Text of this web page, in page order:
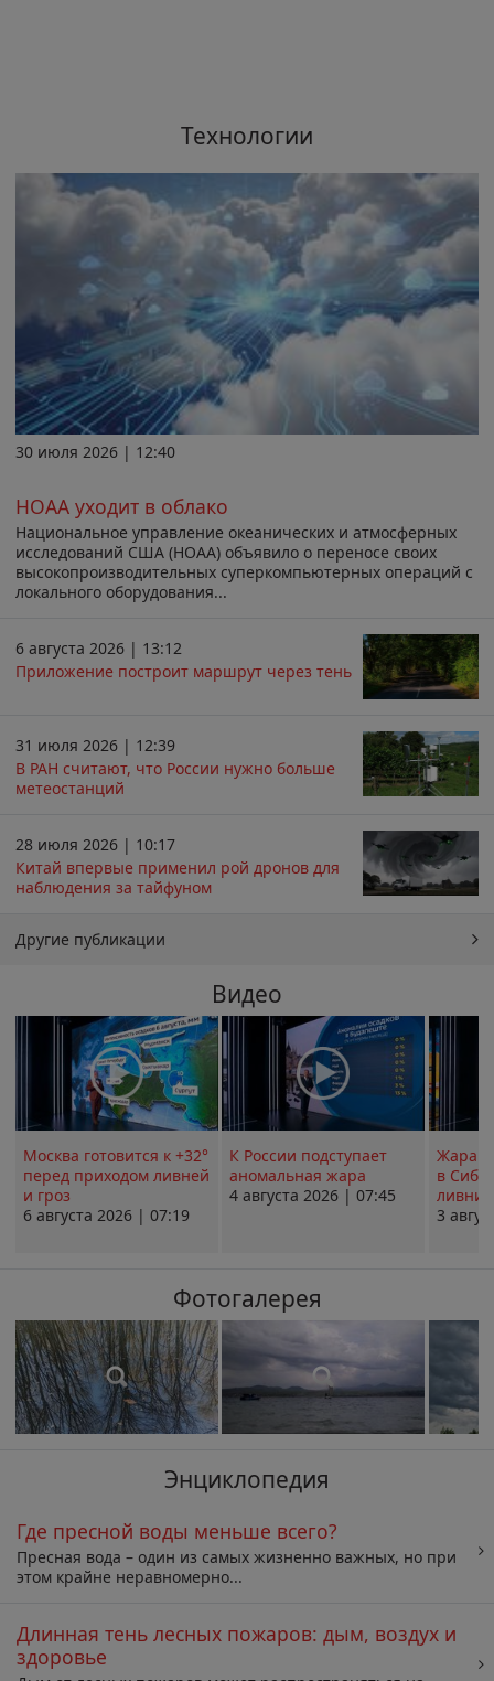
Технологии
30 июля 2026 | 12:40
НОАА уходит в облако
Национальное управление океанических и атмосферных
исследований США (НОАА) объявило о переносе своих
высокопроизводительных суперкомпьютерных операций с
локального оборудования...
6 августа 2026 | 13:12
Приложение построит маршрут через тень
31 июля 2026 | 12:39
В РАН считают, что России нужно больше
метеостанций
28 июля 2026 | 10:17
Китай впервые применил рой дронов для
наблюдения за тайфуном
Другие публикации
Видео
Москва готовится к +32°
перед приходом ливней
и гроз
6 августа 2026 | 07:19
К России подступает
аномальная жара
4 августа 2026 | 07:45
Жара в
в
ливни
3
Фотогалерея
Энциклопедия
Где пресной воды меньше всего?
Пресная вода – один из самых жизненно важных, но при
этом крайне неравномерно...
Длинная тень лесных пожаров: дым, воздух и
здоровье